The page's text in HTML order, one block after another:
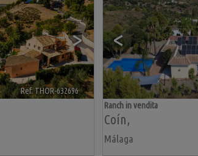
>
Ref. THOR-632696🔗
<
Coín,
Málaga
Ranch in vendita